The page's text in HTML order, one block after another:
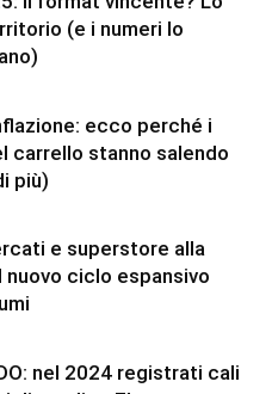
(e i numeri lo
ecco perché i
carrello stanno salendo
più)
e superstore alla
nuovo ciclo espansivo
nel 2024 registrati cali